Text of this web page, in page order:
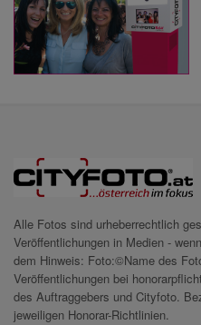
Alle Fotos sind urheberrechtlich
Veröffentlichungen in Medien -
dem Hinweis: Foto:©Name des
Veröffentlichungen bei
des Auftraggebers und Cityfoto.
jeweiligen Honorar-Richtlinien.